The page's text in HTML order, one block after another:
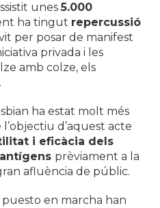
unes5.000
ha tingut repercussió
per posar de manifest
privada i les
amb colze, els
ha estat molt més
d’aquest acte
i eficàcia dels
prèviament a la
afluència de públic.
puesto en marcha han